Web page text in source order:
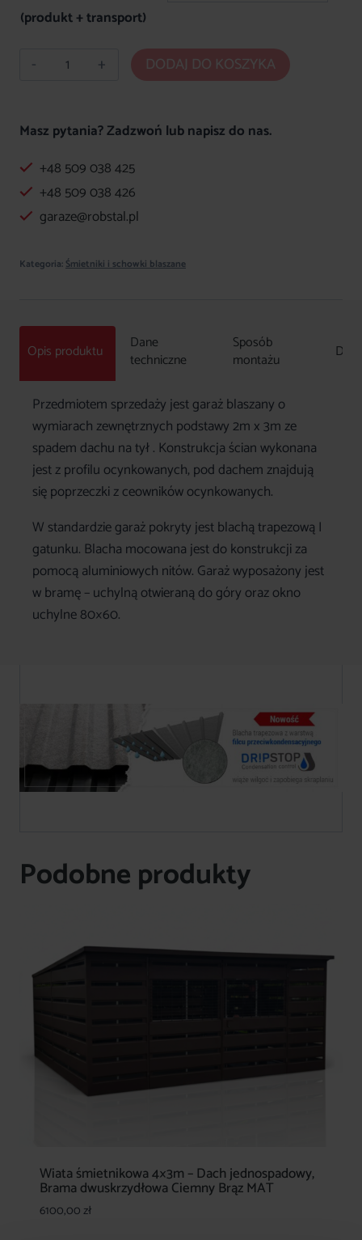
(produkt + transport)
ilość
z
bramą
uchylną
2x3m
PREMIUM
DODAJ DO KOSZYKA
Masz pytania? Zadzwoń lub napisz do nas.
+48 509 038 425
+48 509 038 426
garaze@robstal.pl
Kategoria: Śmietniki i schowki blaszane
Opis produktu
Dane
techniczne
Sposób
montażu
Przedmiotem sprzedaży jest garaż blaszany o
wymiarach zewnętrznych podstawy 2m x 3m ze
spadem dachu na tył . Konstrukcja ścian wykonana
jest z profilu ocynkowanych, pod dachem znajdują
się poprzeczki z ceowników ocynkowanych.
W standardzie garaż pokryty jest blachą trapezową I
gatunku. Blacha mocowana jest do konstrukcji za
pomocą aluminiowych nitów. Garaż wyposażony jest
w bramę – uchylną otwieraną do góry oraz okno
uchylne 80×60.
Podobne produkty
Wiata śmietnikowa 4×3m – Dach jednospadowy,
Brama dwuskrzydłowa Ciemny Brąz MAT
6100,00zł